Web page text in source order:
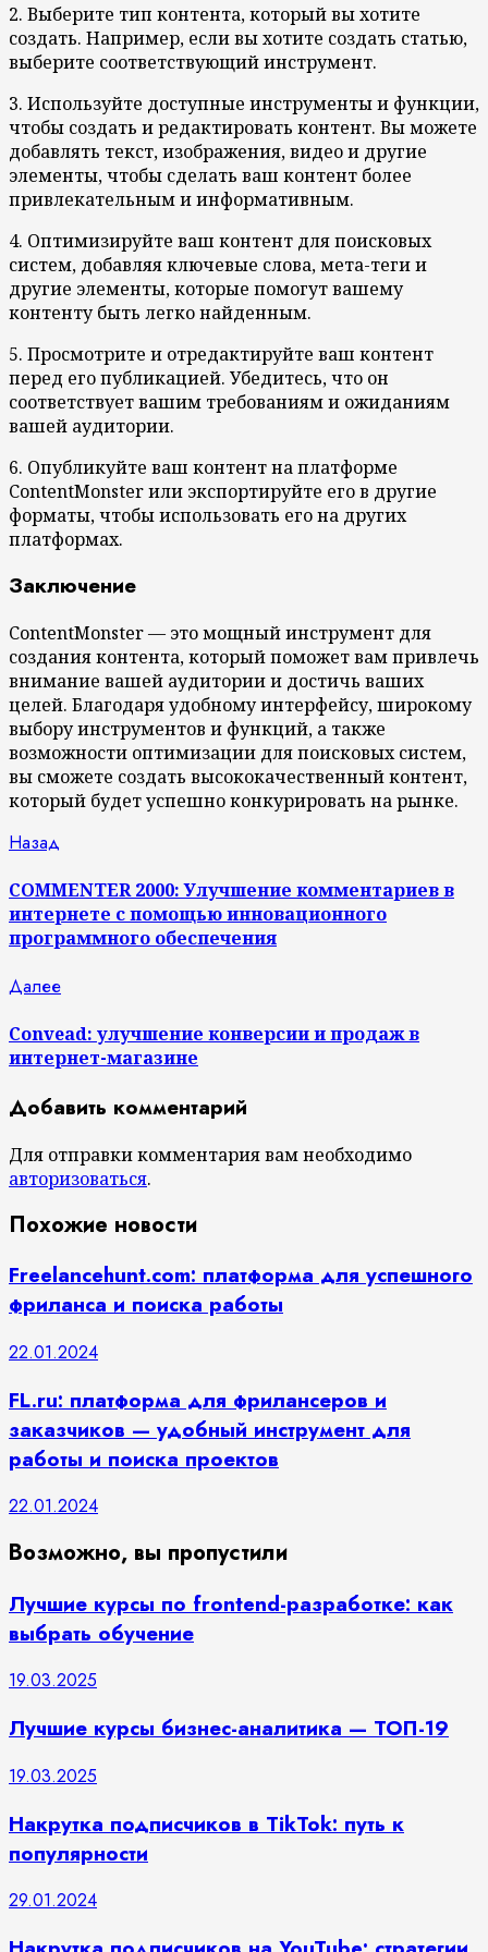
2. Выберите тип контента, который вы хотите
создать. Например, если вы хотите создать статью,
выберите соответствующий инструмент.
3. Используйте доступные инструменты и функции,
чтобы создать и редактировать контент. Вы можете
добавлять текст, изображения, видео и другие
элементы, чтобы сделать ваш контент более
привлекательным и информативным.
4. Оптимизируйте ваш контент для поисковых
систем, добавляя ключевые слова, мета-теги и
другие элементы, которые помогут вашему
контенту быть легко найденным.
5. Просмотрите и отредактируйте ваш контент
перед его публикацией. Убедитесь, что он
соответствует вашим требованиям и ожиданиям
вашей аудитории.
6. Опубликуйте ваш контент на платформе
ContentMonster или экспортируйте его в другие
форматы, чтобы использовать его на других
платформах.
Заключение
ContentMonster — это мощный инструмент для
создания контента, который поможет вам привлечь
внимание вашей аудитории и достичь ваших
целей. Благодаря удобному интерфейсу, широкому
выбору инструментов и функций, а также
возможности оптимизации для поисковых систем,
вы сможете создать высококачественный контент,
который будет успешно конкурировать на рынке.
Продолжить
чтение
Назад
COMMENTER 2000: Улучшение комментариев в
интернете с помощью инновационного
программного обеспечения
ДалееСледующая
Convead: улучшение конверсии и продаж в
интернет-магазине
Добавить комментарий
Для отправки комментария вам необходимо
авторизоваться.
Похожие новости
Freelancehunt.com: платформа для успешного
фриланса и поиска работы
22.01.2024
FL.ru: платформа для фрилансеров и
заказчиков — удобный инструмент для
работы и поиска проектов
22.01.2024
Возможно, вы пропустили
Лучшие курсы по frontend-разработке: как
выбрать обучение
19.03.2025
Лучшие курсы бизнес-аналитика — ТОП-19
19.03.2025
Накрутка подписчиков в TikTok: путь к
популярности
29.01.2024